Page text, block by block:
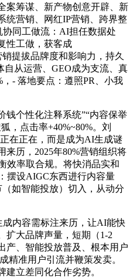
案筹谋、新产物创意开辟、新
统营销、网红IP营销、跨界整
同工做流：AI担任数据处
性工做，获客成
提拔品牌度和影响力，持久
自从运营、GEO成为支流、真
- 落地要点：遵照PR、小我
个性化注释系统”“内容保举
，点击率+40%~80%。刘
在正在，而是成为AI生成谜
来历，2025年80%营销组织将
效率取合规。将快消品实和
摆设AIGC东西进行内容量
如智能投放）切入，从动分
内容需标注来历，让AI能快
扩大品牌声量，短期（1-2
产、智能投放普及、根本用户
精准用户引流并鞭策发卖。
建立差同化合作劣势。